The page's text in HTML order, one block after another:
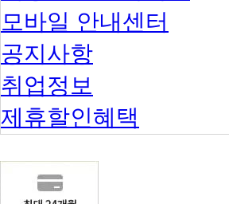
모바일 안내센터
공지사항
취업정보
제휴할인혜택